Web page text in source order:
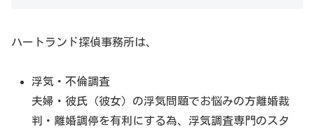
ハートランド探偵事務所は、
浮気・不倫調査
夫婦・彼氏（彼女）の浮気問題でお悩みの方離婚裁
判・離婚調停を有利にする為、浮気調査専門のスタ